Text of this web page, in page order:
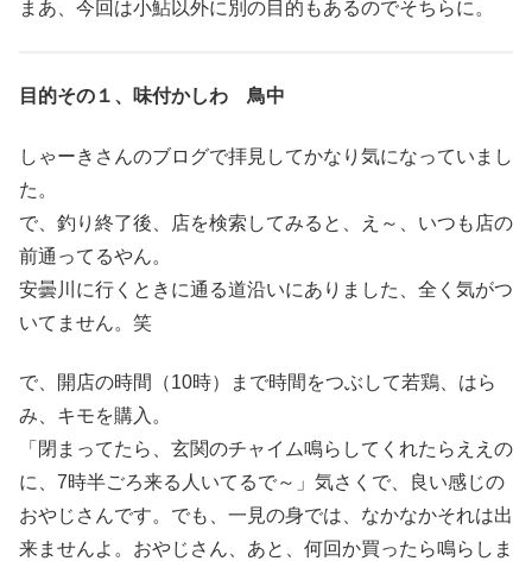
まあ、今回は小鮎以外に別の目的もあるのでそちらに。
目的その１、味付かしわ 鳥中
しゃーきさんのブログで拝見してかなり気になっていまし
た。
で、釣り終了後、店を検索してみると、え～、いつも店の
前通ってるやん。
安曇川に行くときに通る道沿いにありました、全く気がつ
いてません。笑
で、開店の時間（10時）まで時間をつぶして若鶏、はら
み、キモを購入。
「閉まってたら、玄関のチャイム鳴らしてくれたらええの
に、7時半ごろ来る人いてるで～」気さくで、良い感じの
おやじさんです。でも、一見の身では、なかなかそれは出
来ませんよ。おやじさん、あと、何回か買ったら鳴らしま